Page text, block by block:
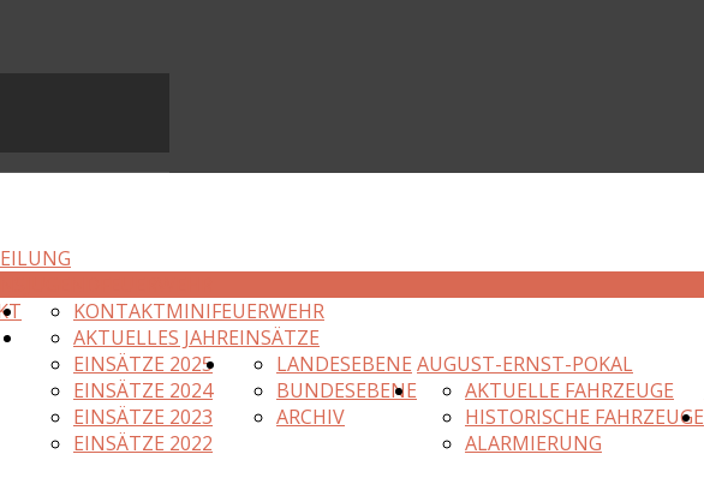
MINIFEUERWEHR
KONTAKT
EINSÄTZE
AKTUELLES JAHR
EINSÄTZE 2025
EINSÄTZE 2024
EINSÄTZE 2023
EINSÄTZE 2022
AUGUST-ERNST-POKAL
LANDESEBENE
BUNDESEBENE
ARCHIV
AKTUELLE FAHRZEUGE
HISTORISCHE FAHRZEUGE
ALARMIERUNG